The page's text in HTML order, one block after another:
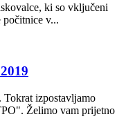
ki so vključeni
v...
izpostavljamo
Želimo vam prijetno